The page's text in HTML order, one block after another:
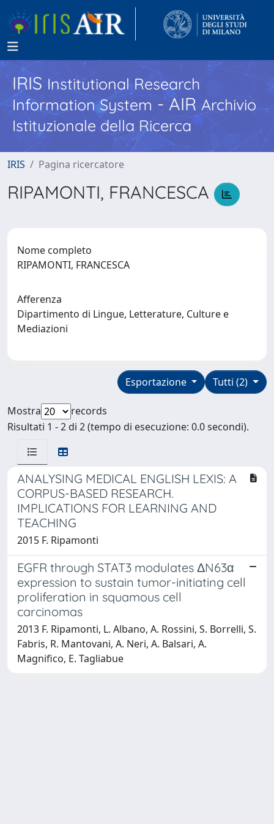
IRISInstitutional Research
Information System - AIR Archivio
Istituzionale della Ricerca
IRIS Pagina ricercatore
RIPAMONTI, FRANCESCA
Nome completo
RIPAMONTI, FRANCESCA
Afferenza
Dipartimento di Lingue, Letterature, Culture e
Mediazioni
Tutti (2)
Esportazione
Mostra
records
Risultati 1 - 2 di 2 (tempo di esecuzione: 0.0 secondi).
ANALYSING MEDICAL ENGLISH LEXIS: A
CORPUS-BASED RESEARCH.
IMPLICATIONS FOR LEARNING AND
TEACHING
2015 F. Ripamonti
EGFR through STAT3 modulates ΔN63α
expression to sustain tumor-initiating cell
proliferation in squamous cell
carcinomas
2013 F. Ripamonti, L. Albano, A. Rossini, S. Borrelli, S.
Fabris, R. Mantovani, A. Neri, A. Balsari, A.
Magnifico, E. Tagliabue